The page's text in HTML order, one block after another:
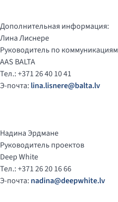
Дополнительная информация:
Лина Лиснере
Руководитель по коммуникациям
AAS BALTA
Тел.: +371 26 40 10 41
Э-почта: lina.lisnere@balta.lv
Надина Эрдмане
Руководитель проектов
Deep White
Тел.: +371 26 20 16 66
Э-почта: nadina@deepwhite.lv